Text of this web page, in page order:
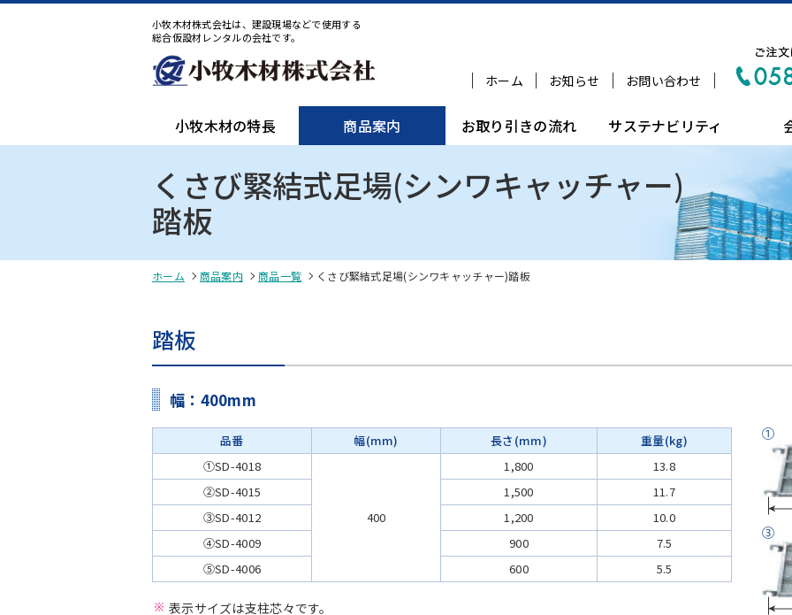
小牧木材株式会社は、建設現場などで使用する
総合仮設材レンタルの会社です。
ホーム お知らせ お問い合わせ
小牧木材の特長 商品案内 お取り引きの流れ サステナビリティ
くさび緊結式足場(シンワキャッチャー)
踏板
ホーム 商品案内 商品一覧 くさび緊結式足場(シンワキャッチャー)踏板
踏板
幅：400mm
品番 幅(mm) 長さ(mm)
重量(kg)
①SD-4018
400
1,800
13.8
②SD-4015
1,500
11.7
③SD-4012
1,200
10.0
④SD-4009
900
7.5
⑤SD-4006
600 5.5
表示サイズは支柱芯々です。